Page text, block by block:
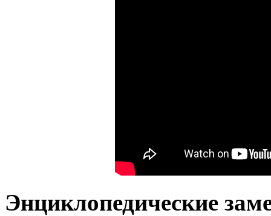
Энциклопедические